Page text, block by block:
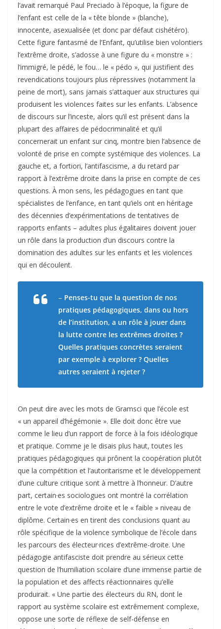
l’avait remarqué Paul Preciado à l’époque, la figure de
l’enfant est celle de la « tête blonde » (blanche),
innocente, asexualisée (et donc par défaut cishétéro).
Cette figure fantasmé de l’Enfant, qu’utilise bien volontiers
l’extrême droite, s’adosse à une figure du « monstre » :
l’immigré, le pédé, le fou… le « pédo », qui justifient des
revendications toujours plus répressives (notamment la
peine de mort), sans jamais s’attaquer aux structures qui
produisent les violences faites sur les enfants. L’absence
de discours sur l’inceste, alors qu’il est présent dans la
plupart des affaires de pédocriminalité et qu’il
concernerait un enfant sur cinq, montre bien l’absence de
volonté de prise en compte systémique des violences. La
gauche et, a fortiori, l’antifascisme, a du retard par
rapport à l’extrême droite dans la prise en compte de ces
questions. À mon sens, les pédagogues en tant que
spécialistes de l’enfance, en tant qu’iels ont en héritage
des décennies d’expérimentations de tentatives de
rapports enfants – adultes plus égalitaires doivent jouer
un rôle dans la production d’un discours contre la
domination des adultes sur les enfants et les violences
qui en découlent.
– Penses-tu que la question de nos
pratiques pédagogiques, dans ou hors
de l’institution, a un rôle à jouer dans
la lutte contre les extrêmes droites ?
Quelles pratiques concrètes seraient
par exemple à explorer ? Quelles
autres seraient à rejeter ?
On peut dire avec les mots de Gramsci que l’école est
« un appareil d’hégémonie ». Elle doit donc être vue
comme le lieu d’un rapport de force à la fois idéologique
et pratique. Comme je le disais plus haut, toutes les
pratiques pédagogiques qui prônent la coopération plutôt
que la compétition et l’autoritarisme et le développement
d’une culture critique sont à mettre à l’honneur. D’autre
part, certain·es sociologues ont montré la corrélation
entre le vote d’extrême droite et le « faible » niveau de
diplôme. Certain·es en tirent des conclusions quant au
rôle spécifique de la violence symbolique de l’école dans
les parcours des électeur·rices d’extrême-droite. Une
pédagogie antifasciste doit prendre au sérieux cette
question de l’humiliation scolaire d’une immense partie de
la population et des affects réactionnaires qu’elle
produirait. « Une partie des électeurs du RN, dont le
rapport au système scolaire est extrêmement complexe,
oppose une sorte de réflexe de self-défense en